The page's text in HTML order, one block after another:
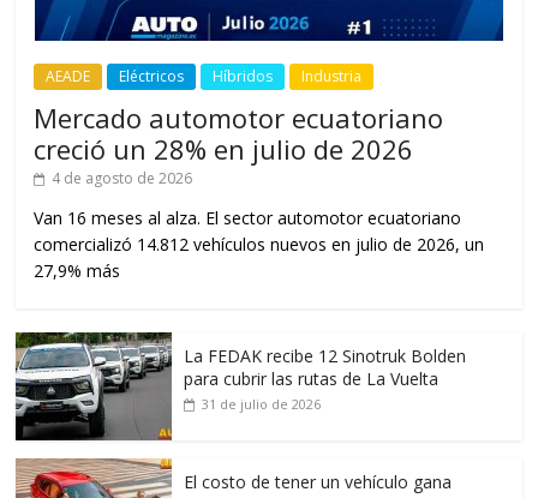
AEADE Eléctricos Híbridos Industria
Mercado automotor ecuatoriano
creció un 28% en julio de 2026
4 de agosto de 2026
Van 16 meses al alza. El sector automotor ecuatoriano
comercializó 14.812 vehículos nuevos en julio de 2026, un
27,9% más
La FEDAK recibe 12 Sinotruk Bolden
para cubrir las rutas de La Vuelta
31 de julio de 2026
El costo de tener un vehículo gana